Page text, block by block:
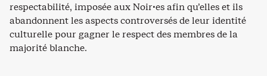
respectabilité, imposée aux Noir·es afin qu’elles et ils
abandonnent les aspects controversés de leur identité
culturelle pour gagner le respect des membres de la
majorité blanche.